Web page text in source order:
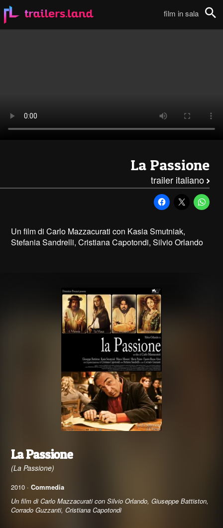
film in sala
La Passione
trailer italiano
Un film di Carlo Mazzacurati con Kasia Smutniak,
Stefania Sandrelli, Cristiana Capotondi, Silvio Orlando
La Passione
(La Passione)
2010 · Commedia
Un film di Carlo Mazzacurati con Silvio Orlando, Giuseppe Battiston,
Corrado Guzzanti, Cristiana Capotondi